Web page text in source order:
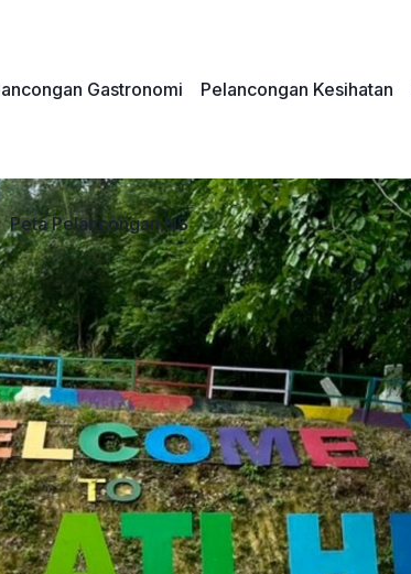
Gastronomi Pelancongan Kesihatan
Peta Pelancongan NS